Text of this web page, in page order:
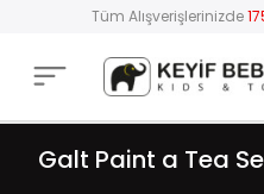
Tüm Alışverişlerinizde
Galt Paint a Tea